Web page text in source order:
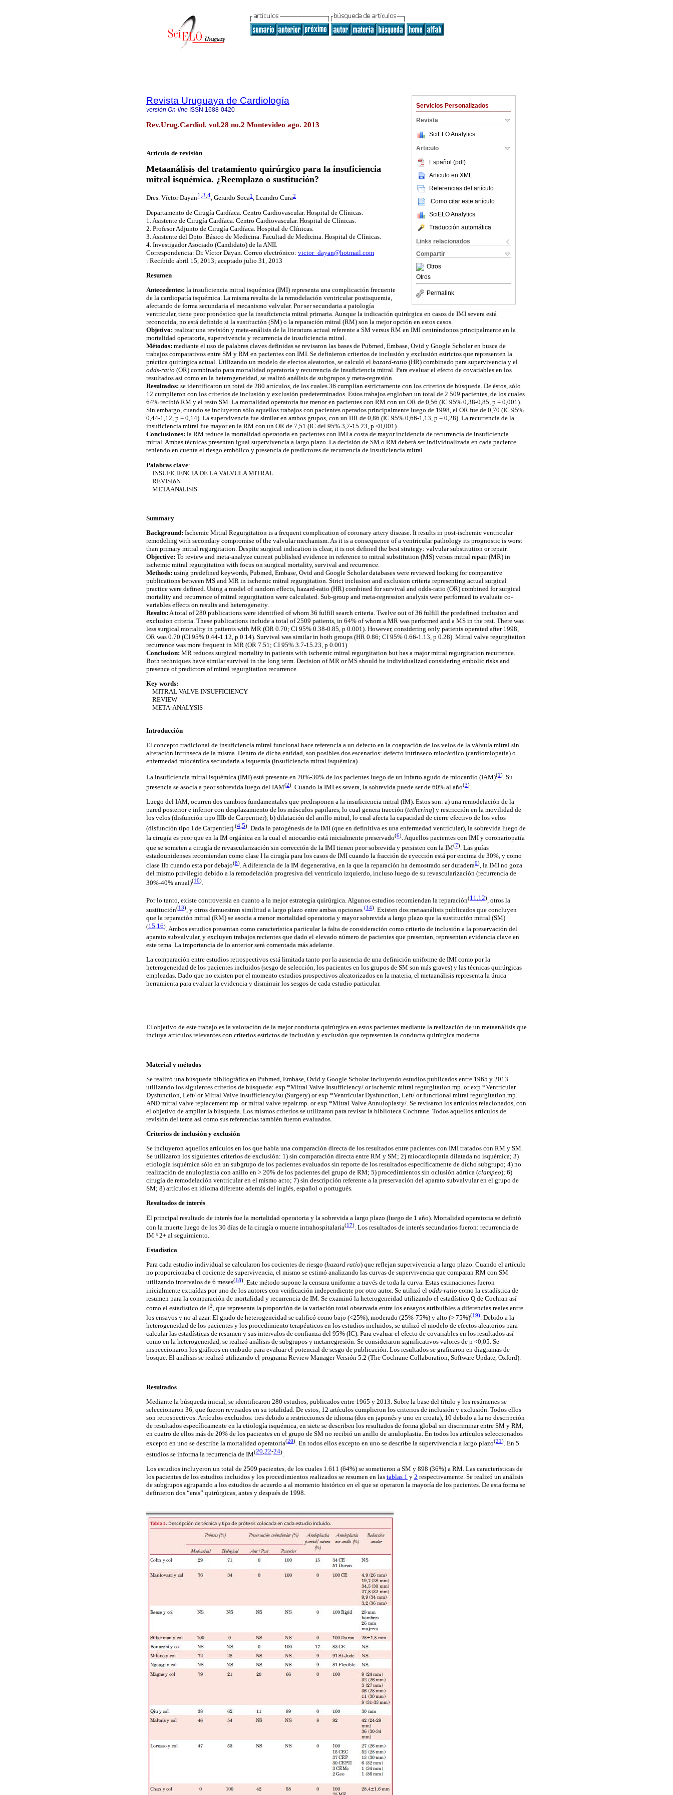
Servicios Personalizados
Revista
SciELO Analytics
Articulo
Español (pdf)
Articulo en XML
Referencias del artículo
Como citar este artículo
SciELO Analytics
Traducción automática
Links relacionados
Compartir
Otros
Otros
Permalink
Revista Uruguaya de Cardiología
versión On-line ISSN 1688-0420
Rev.Urug.Cardiol. vol.28 no.2 Montevideo ago. 2013
Artículo de revisión
Metaanálisis del tratamiento quirúrgico para la insuficiencia
mitral isquémica. ¿Reemplazo o sustitución?
Dres. Víctor Dayan1,3,4, Gerardo Soca1, Leandro Cura2
Departamento de Cirugía Cardíaca. Centro Cardiovascular. Hospital de Clínicas.
1. Asistente de Cirugía Cardíaca. Centro Cardiovascular. Hospital de Clínicas.
2. Profesor Adjunto de Cirugía Cardíaca. Hospital de Clínicas.
3. Asistente del Dpto. Básico de Medicina. Facultad de Medicina. Hospital de Clínicas.
4. Investigador Asociado (Candidato) de la ANII.
Correspondencia: Dr. Víctor Dayan. Correo electrónico: victor_dayan@hotmail.com
: Recibido abril 15, 2013; aceptado julio 31, 2013
Resumen
Antecedentes: la insuficiencia mitral isquémica (IMI) representa una complicación frecuente
de la cardiopatía isquémica. La misma resulta de la remodelación ventricular postisquemia,
afectando de forma secundaria el mecanismo valvular. Por ser secundaria a patología
ventricular, tiene peor pronóstico que la insuficiencia mitral primaria. Aunque la indicación quirúrgica en casos de IMI severa está
reconocida, no está definido si la sustitución (SM) o la reparación mitral (RM) son la mejor opción en estos casos.
Objetivo: realizar una revisión y meta-análisis de la literatura actual referente a SM versus RM en IMI centrándonos principalmente en la
mortalidad operatoria, supervivencia y recurrencia de insuficiencia mitral.
Métodos: mediante el uso de palabras claves definidas se revisaron las bases de Pubmed, Embase, Ovid y Google Scholar en busca de
trabajos comparativos entre SM y RM en pacientes con IMI. Se definieron criterios de inclusión y exclusión estrictos que representen la
práctica quirúrgica actual. Utilizando un modelo de efectos aleatorios, se calculó el hazard-ratio (HR) combinado para supervivencia y el
odds-ratio (OR) combinado para mortalidad operatoria y recurrencia de insuficiencia mitral. Para evaluar el efecto de covariables en los
resultados así como en la heterogeneidad, se realizó análisis de subgrupos y meta-regresión.
Resultados: se identificaron un total de 280 artículos, de los cuales 36 cumplían estrictamente con los criterios de búsqueda. De éstos, sólo
12 cumplieron con los criterios de inclusión y exclusión predeterminados. Estos trabajos engloban un total de 2.509 pacientes, de los cuales
64% recibió RM y el resto SM. La mortalidad operatoria fue menor en pacientes con RM con un OR de 0,56 (IC 95% 0,38-0,85, p = 0,001).
Sin embargo, cuando se incluyeron sólo aquellos trabajos con pacientes operados principalmente luego de 1998, el OR fue de 0,70 (IC 95%
0,44-1,12, p = 0,14). La supervivencia fue similar en ambos grupos, con un HR de 0,86 (IC 95% 0,66-1,13, p = 0,28). La recurrencia de la
insuficiencia mitral fue mayor en la RM con un OR de 7,51 (IC del 95% 3,7-15.23, p <0,001).
Conclusiones: la RM reduce la mortalidad operatoria en pacientes con IMI a costa de mayor incidencia de recurrencia de insuficiencia
mitral. Ambas técnicas presentan igual supervivencia a largo plazo. La decisión de SM o RM deberá ser individualizada en cada paciente
teniendo en cuenta el riesgo embólico y presencia de predictores de recurrencia de insuficiencia mitral.
Palabras clave:
INSUFICIENCIA DE LA VáLVULA MITRAL
REVISIóN
METAANáLISIS
Summary
Background: Ischemic Mitral Regurgitation is a frequent complication of coronary artery disease. It results in post-ischemic ventricular
remodeling with secondary compromise of the valvular mechanism. As it is a consequence of a ventricular pathology its prognostic is worst
than primary mitral regurgitation. Despite surgical indication is clear, it is not defined the best strategy: valvular substitution or repair.
Objective: To review and meta-analyze current published evidence in reference to mitral substitution (MS) versus mitral repair (MR) in
ischemic mitral regurgitation with focus on surgical mortality, survival and recurrence.
Methods: using predefined keywords, Pubmed, Embase, Ovid and Google Scholar databases were reviewed looking for comparative
publications between MS and MR in ischemic mitral regurgitation. Strict inclusion and exclusion criteria representing actual surgical
practice were defined. Using a model of random effects, hazard-ratio (HR) combined for survival and odds-ratio (OR) combined for surgical
mortality and recurrence of mitral regurgitation were calculated. Sub-group and meta-regression analysis were performed to evaluate co-
variables effects on results and heterogeneity.
Results: A total of 280 publications were identified of whom 36 fulfill search criteria. Twelve out of 36 fulfill the predefined inclusion and
exclusion criteria. These publications include a total of 2509 patients, in 64% of whom a MR was performed and a MS in the rest. There was
less surgical mortality in patients with MR (OR 0.70; CI 95% 0.38-0.85, p 0.001). However, considering only patients operated after 1998,
OR was 0.70 (CI 95% 0.44-1.12, p 0.14). Survival was similar in both groups (HR 0.86; CI 95% 0.66-1.13, p 0.28). Mitral valve regurgitation
recurrence was more frequent in MR (OR 7.51; CI 95% 3.7-15.23, p 0.001)
Conclusion: MR reduces surgical mortality in patients with ischemic mitral regurgitation but has a major mitral regurgitation recurrence.
Both techniques have similar survival in the long term. Decision of MR or MS should be individualized considering embolic risks and
presence of predictors of mitral regurgitation recurrence.
Key words:
MITRAL VALVE INSUFFICIENCY
REVIEW
META-ANALYSIS
Introducción
El concepto tradicional de insuficiencia mitral funcional hace referencia a un defecto en la coaptación de los velos de la válvula mitral sin
alteración intrínseca de la misma. Dentro de dicha entidad, son posibles dos escenarios: defecto intrínseco miocárdico (cardiomiopatía) o
enfermedad miocárdica secundaria a isquemia (insuficiencia mitral isquémica).
La insuficiencia mitral isquémica (IMI) está presente en 20%-30% de los pacientes luego de un infarto agudo de miocardio (IAM)(1). Su
presencia se asocia a peor sobrevida luego del IAM(2) Cuando la IMI es severa, la sobrevida puede ser de 60% al año(3)
Luego del IAM, ocurren dos cambios fundamentales que predisponen a la insuficiencia mitral (IM). Estos son: a) una remodelación de la
pared posterior e inferior con desplazamiento de los músculos papilares, lo cual genera tracción (tethering) y restricción en la movilidad de
los velos (disfunción tipo IIIb de Carpentier); b) dilatación del anillo mitral, lo cual afecta la capacidad de cierre efectivo de los velos
(disfunción tipo I de Carpentier) (4 5). Dada la patogénesis de la IMI (que en definitiva es una enfermedad ventricular), la sobrevida luego de
la cirugía es peor que en la IM orgánica en la cual el miocardio está inicialmente preservado(6). Aquellos pacientes con IMI y coronariopatía
que se someten a cirugía de revascularización sin corrección de la IMI tienen peor sobrevida y persisten con la IM(7) . Las guías
estadounidenses recomiendan como clase I la cirugía para los casos de IMI cuando la fracción de eyección está por encima de 30%, y como
clase IIb cuando esta por debajo(8).A diferencia de la IM degenerativa, en la que la reparación ha demostrado ser duradera9), la IMI no goza
del mismo privilegio debido a la remodelación progresiva del ventrículo izquierdo, incluso luego de su revascularización (recurrencia de
30%-40% anual)(10).
Por lo tanto, existe controversia en cuanto a la mejor estrategia quirúrgica. Algunos estudios recomiendan la reparación(11 12), otros la
sustitución(13), y otros demuestran similitud a largo plazo entre ambas opciones (14). Existen dos metaanálisis publicados que concluyen
que la reparación mitral (RM) se asocia a menor mortalidad operatoria y mayor sobrevida a largo plazo que la sustitución mitral (SM)
(15,16) Ambos estudios presentan como característica particular la falta de consideración como criterio de inclusión a la preservación del
aparato subvalvular, y excluyen trabajos recientes que dado el elevado número de pacientes que presentan, representan evidencia clave en
este tema. La importancia de lo anterior será comentada más adelante.
La comparación entre estudios retrospectivos está limitada tanto por la ausencia de una definición uniforme de IMI como por la
heterogeneidad de los pacientes incluidos (sesgo de selección, los pacientes en los grupos de SM son más graves) y las técnicas quirúrgicas
empleadas. Dado que no existen por el momento estudios prospectivos aleatorizados en la materia, el metaanálisis representa la única
herramienta para evaluar la evidencia y disminuir los sesgos de cada estudio particular.
El objetivo de este trabajo es la valoración de la mejor conducta quirúrgica en estos pacientes mediante la realización de un metaanálisis que
incluya artículos relevantes con criterios estrictos de inclusión y exclusión que representen la conducta quirúrgica moderna.
Material y métodos
Se realizó una búsqueda bibliográfica en Pubmed, Embase, Ovid y Google Scholar incluyendo estudios publicados entre 1965 y 2013
utilizando los siguientes criterios de búsqueda: exp *Mitral Valve Insufficiency/ or ischemic mitral regurgitation.mp. or exp *Ventricular
Dysfunction, Left/ or Mitral Valve Insufficiency/su (Surgery) or exp *Ventricular Dysfunction, Left/ or functional mitral regurgitation.mp.
AND mitral valve replacement.mp. or mitral valve repair.mp. or exp *Mitral Valve Annuloplasty/. Se revisaron los artículos relacionados, con
el objetivo de ampliar la búsqueda. Los mismos criterios se utilizaron para revisar la biblioteca Cochrane. Todos aquellos artículos de
revisión del tema así como sus referencias también fueron evaluados.
Criterios de inclusión y exclusión
Se incluyeron aquellos artículos en los que había una comparación directa de los resultados entre pacientes con IMI tratados con RM y SM.
Se utilizaron los siguientes criterios de exclusión: 1) sin comparación directa entre RM y SM; 2) miocardiopatía dilatada no isquémica; 3)
etiología isquémica sólo en un subgrupo de los pacientes evaluados sin reporte de los resultados específicamente de dicho subgrupo; 4) no
realización de anuloplastia con anillo en > 20% de los pacientes del grupo de RM; 5) procedimientos sin oclusión aórtica (clampeo); 6)
cirugía de remodelación ventricular en el mismo acto; 7) sin descripción referente a la preservación del aparato subvalvular en el grupo de
SM; 8) artículos en idioma diferente además del inglés, español o portugués.
Resultados de interés
El principal resultado de interés fue la mortalidad operatoria y la sobrevida a largo plazo (luego de 1 año). Mortalidad operatoria se definió
con la muerte luego de los 30 días de la cirugía o muerte intrahospitalaria(17) Los resultados de interés secundarios fueron: recurrencia de
IM ³ 2+ al seguimiento.
Estadística
Para cada estudio individual se calcularon los cocientes de riesgo (hazard ratio) que reflejan supervivencia a largo plazo. Cuando el artículo
no proporcionaba el cociente de supervivencia, el mismo se estimó analizando las curvas de supervivencia que comparan RM con SM
utilizando intervalos de 6 meses(18) Este método supone la censura uniforme a través de toda la curva. Estas estimaciones fueron
inicialmente extraídas por uno de los autores con verificación independiente por otro autor. Se utilizó el odds-ratio como la estadística de
resumen para la comparación de mortalidad y recurrencia de IM. Se examinó la heterogeneidad utilizando el estadístico Q de Cochran así
como el estadístico de I2, que representa la proporción de la variación total observada entre los ensayos atribuibles a diferencias reales entre
los ensayos y no al azar. El grado de heterogeneidad se calificó como bajo (<25%), moderado (25%-75%) y alto (> 75%)(19). Debido a la
heterogeneidad de los pacientes y los procedimiento terapéuticos en los estudios incluidos, se utilizó el modelo de efectos aleatorios para
calcular las estadísticas de resumen y sus intervalos de confianza del 95% (IC). Para evaluar el efecto de covariables en los resultados así
como en la heterogeneidad, se realizó análisis de subgrupos y metarregresión. Se consideraron significativos valores de p <0,05. Se
inspeccionaron los gráficos en embudo para evaluar el potencial de sesgo de publicación. Los resultados se graficaron en diagramas de
bosque. El análisis se realizó utilizando el programa Review Manager Versión 5.2 (The Cochrane Collaboration, Software Update, Oxford).
Resultados
Mediante la búsqueda inicial, se identificaron 280 estudios, publicados entre 1965 y 2013. Sobre la base del título y los resúmenes se
seleccionaron 36, que fueron revisados en su totalidad. De estos, 12 artículos cumplieron los criterios de inclusión y exclusión. Todos ellos
son retrospectivos. Artículos excluidos: tres debido a restricciones de idioma (dos en japonés y uno en croata), 10 debido a la no descripción
de resultados específicamente en la etiología isquémica, en siete se describen los resultados de forma global sin discriminar entre SM y RM,
en cuatro de ellos más de 20% de los pacientes en el grupo de SM no recibió un anillo de anuloplastia. En todos los artículos seleccionados
excepto en uno se describe la mortalidad operatoria(20). En todos ellos excepto en uno se describe la supervivencia a largo plazo(21). En 5
estudios se informa la recurrencia de IM(20,22-24)
Los estudios incluyeron un total de 2509 pacientes, de los cuales 1.611 (64%) se sometieron a SM y 898 (36%) a RM. Las características de
los pacientes de los estudios incluidos y los procedimientos realizados se resumen en las tablas 1 y 2 respectivamente. Se realizó un análisis
de subgrupos agrupando a los estudios de acuerdo a al momento histórico en el que se operaron la mayoría de los pacientes. De esta forma se
definieron dos “eras” quirúrgicas, antes y después de 1998.